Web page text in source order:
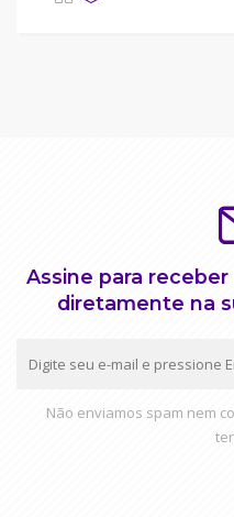
Assine para
diretamente na
Não enviamos spam nem